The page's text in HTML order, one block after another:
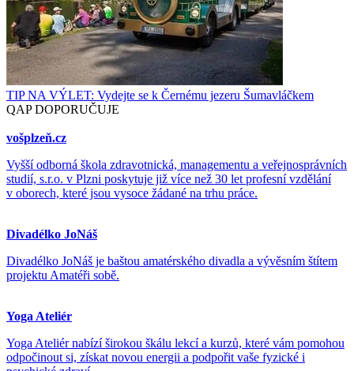
TIP NA VÝLET: Vydejte se k Černému jezeru Šumavláčkem
QAP DOPORUČUJE
vošplzeň.cz
Vyšší odborná škola zdravotnická, managementu a veřejnosprávních
studií, s.r.o. v Plzni poskytuje již více než 30 let profesní vzdělání
v oborech, které jsou vysoce žádané na trhu práce.
Divadélko JoNáš
Divadélko JoNáš je baštou amatérského divadla a vývěsním štítem
projektu Amatéři sobě.
Yoga Ateliér
Yoga Ateliér nabízí širokou škálu lekcí a kurzů, které vám pomohou
odpočinout si, získat novou energii a podpořit vaše fyzické i